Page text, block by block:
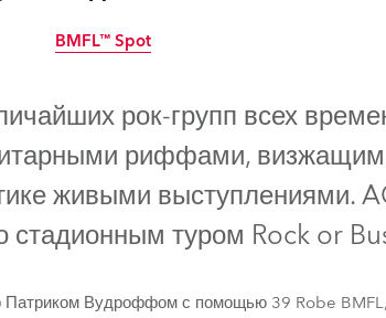
BMFL™ Spot
рок-групп всех
риффами,
живыми выступлениями.
стадионным туром Rock or
Патриком Вудроффом с помощью 39 Robe